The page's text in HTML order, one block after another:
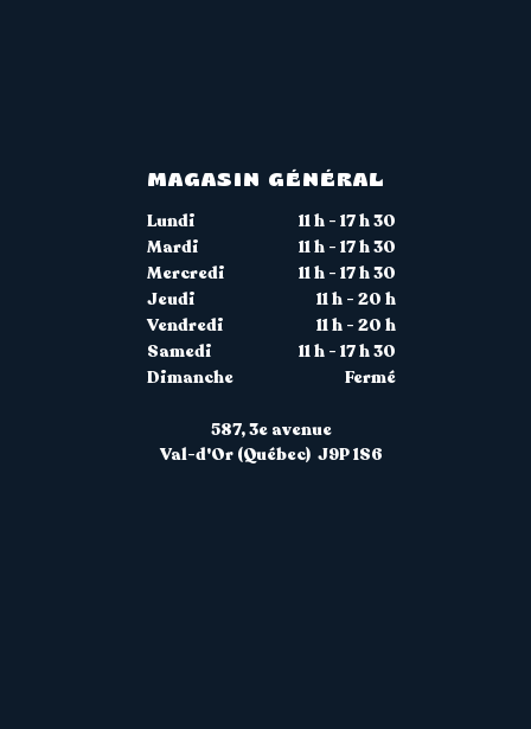
MAGASIN GÉNÉRAL
Lundi
11 h - 17 h 30
Mardi
11 h - 17 h 30
Mercredi
11 h - 17 h 30
Jeudi
11 h - 20 h
Vendredi
11 h - 20 h
Samedi
11 h - 17 h 30
Dimanche
Fermé
587, 3e avenue
Val-d'Or (Québec) J9P 1S6